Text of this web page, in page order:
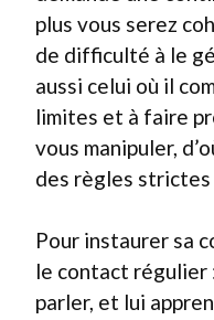
plus vous serez
de difficulté à le
aussi celui où il
limites et à faire
vous manipuler,
des règles
Pour instaurer sa
le contact régulier
parler, et lui